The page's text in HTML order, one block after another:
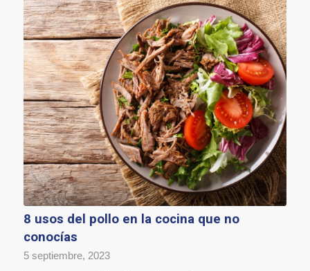
8 usos del pollo en la cocina que no
conocías
5 septiembre, 2023